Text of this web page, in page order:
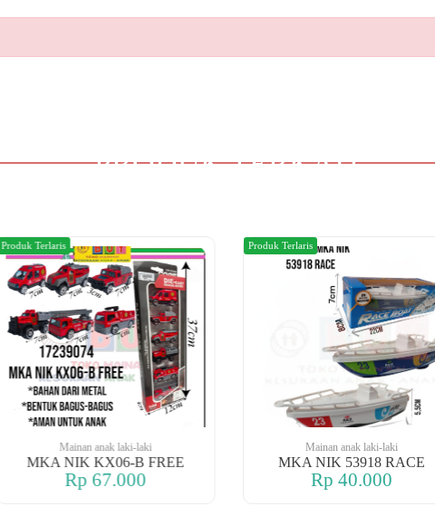
PRODUK TERKAIT
Mainan anak laki-laki
MKA NIK KX06-B FREE
Rp 67.000
Produk Terlaris
Mainan anak laki-laki
MKA NIK 53918 RACE
Rp 40.000
Produk Terlaris